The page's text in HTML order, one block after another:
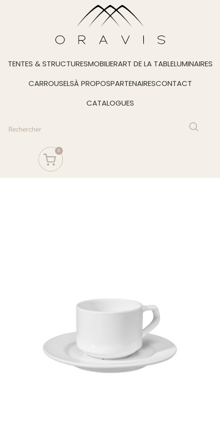
TENTES & STRUCTURESMOBILIERART DE LA TABLELUMINAIRES
CARROUSELSÀ PROPOSPARTENAIRESCONTACT
CATALOGUES
0